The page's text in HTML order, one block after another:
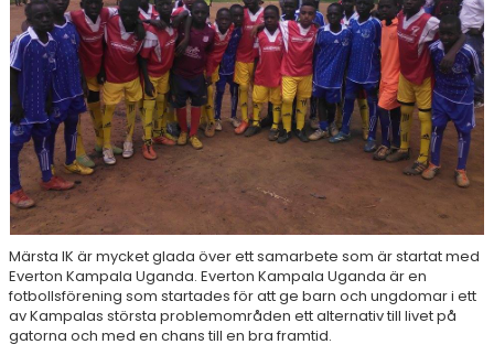
Märsta IK är mycket glada över ett samarbete som är startat med
Everton Kampala Uganda. Everton Kampala Uganda är en
fotbollsförening som startades för att ge barn och ungdomar i ett
av Kampalas största problemområden ett alternativ till livet på
gatorna och med en chans till en bra framtid.